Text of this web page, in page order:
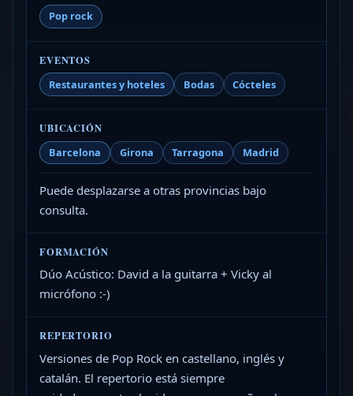
Pop rock
EVENTOS
Restaurantes y hoteles
Bodas Cócteles
UBICACIÓN
Barcelona
Girona Tarragona Madrid
Puede desplazarse a otras provincias bajo
consulta.
FORMACIÓN
Dúo Acústico: David a la guitarra + Vicky al
micrófono :-)
REPERTORIO
Versiones de Pop Rock en castellano, inglés y
catalán. El repertorio está siempre